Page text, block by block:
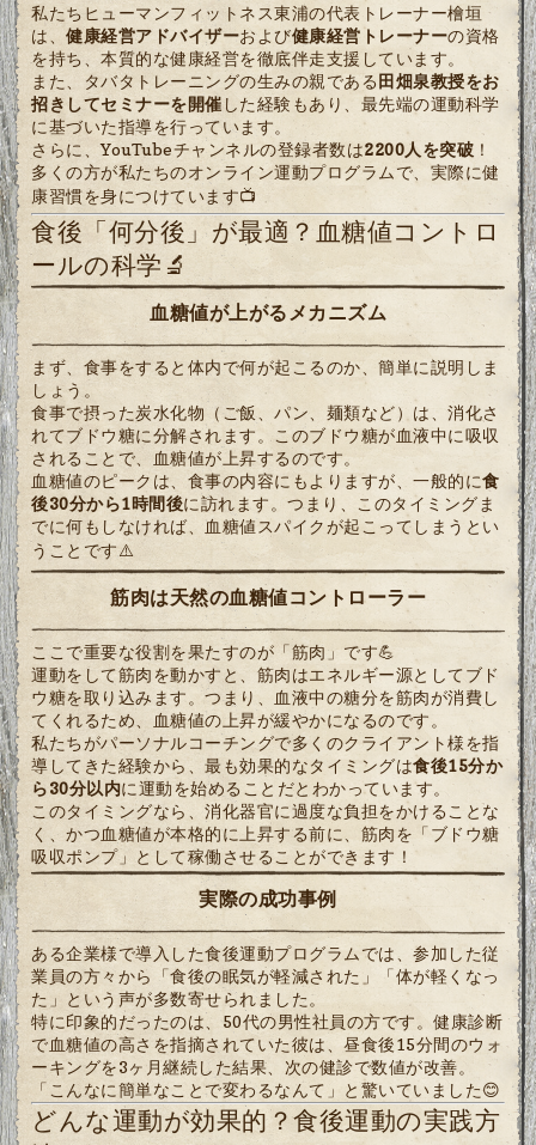
私たちヒューマンフィットネス東浦の代表トレーナー檜垣
は、健康経営アドバイザーおよび健康経営トレーナーの資格
を持ち、本質的な健康経営を徹底伴走支援しています。
また、タバタトレーニングの生みの親である田畑泉教授をお
招きしてセミナーを開催 した経験もあり、最先端の運動科学
に基づいた指導を行っています。
さらに、YouTubeチャンネルの登録者数は2200人を突破 ！
多くの方が私たちのオンライン運動プログラムで、実際に健
康習慣を身につけています📺
食後「何分後」が最適？血糖値コントロ
ールの科学🔬
血糖値が上がるメカニズム
まず、食事をすると体内で何が起こるのか、簡単に説明しま
しょう。
食事で摂った炭水化物（ご飯、パン、麺類など）は、消化さ
れてブドウ糖に分解されます。このブドウ糖が血液中に吸収
されることで、血糖値が上昇するのです。
血糖値のピークは、食事の内容にもよりますが、一般的に食
後30分から1時間後に訪れます。つまり、このタイミングま
でに何もしなければ、血糖値スパイクが起こってしまうとい
うことです⚠️
筋肉は天然の血糖値コントローラー
ここで重要な役割を果たすのが「筋肉」です💪
運動をして筋肉を動かすと、筋肉はエネルギー源としてブド
ウ糖を取り込みます。つまり、血液中の糖分を筋肉が消費し
てくれるため、血糖値の上昇が緩やかになるのです。
私たちがパーソナルコーチングで多くのクライアント様を指
導してきた経験から、最も効果的なタイミングは食後15分か
ら30分以内に運動を始めることだとわかっています。
このタイミングなら、消化器官に過度な負担をかけることな
く、かつ血糖値が本格的に上昇する前に、筋肉を「ブドウ糖
吸収ポンプ」として稼働させることができます！
実際の成功事例
ある企業様で導入した食後運動プログラムでは、参加した従
業員の方々から「食後の眠気が軽減された」「体が軽くなっ
た」という声が多数寄せられました。
特に印象的だったのは、50代の男性社員の方です。健康診断
で血糖値の高さを指摘されていた彼は、昼食後15分間のウォ
ーキングを3ヶ月継続した結果、次の健診で数値が改善。
「こんなに簡単なことで変わるなんて」と驚いていました😊
どんな運動が効果的？食後運動の実践方